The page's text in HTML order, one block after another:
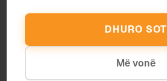
BURRI QË ECTE
DHURO SOT
Më vonë